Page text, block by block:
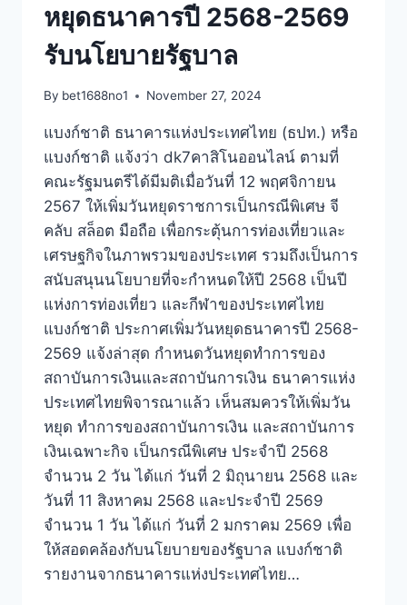
หยุดธนาคารปี 2568-2569
รับนโยบายรัฐบาล
By bet1688no1 November 27, 2024
แบงก์ชาติ ธนาคารแห่งประเทศไทย (ธปท.) หรือ
แบงก์ชาติ แจ้งว่า dk7คาสิโนออนไลน์ ตามที่
คณะรัฐมนตรีได้มีมติเมื่อวันที่ 12 พฤศจิกายน
2567 ให้เพิ่มวันหยุดราชการเป็นกรณีพิเศษ จี
คลับ สล็อต มือถือ เพื่อกระตุ้นการท่องเที่ยวและ
เศรษฐกิจในภาพรวมของประเทศ รวมถึงเป็นการ
สนับสนุนนโยบายที่จะกำหนดให้ปี 2568 เป็นปี
แห่งการท่องเที่ยว และกีฬาของประเทศไทย
แบงก์ชาติ ประกาศเพิ่มวันหยุดธนาคารปี 2568-
2569 แจ้งล่าสุด กำหนดวันหยุดทำการของ
สถาบันการเงินและสถาบันการเงิน ธนาคารแห่ง
ประเทศไทยพิจารณาแล้ว เห็นสมควรให้เพิ่มวัน
หยุด ทำการของสถาบันการเงิน และสถาบันการ
เงินเฉพาะกิจ เป็นกรณีพิเศษ ประจำปี 2568
จำนวน 2 วัน ได้แก่ วันที่ 2 มิถุนายน 2568 และ
วันที่ 11 สิงหาคม 2568 และประจำปี 2569
จำนวน 1 วัน ได้แก่ วันที่ 2 มกราคม 2569 เพื่อ
ให้สอดคล้องกับนโยบายของรัฐบาล แบงก์ชาติ
รายงานจากธนาคารแห่งประเทศไทย…